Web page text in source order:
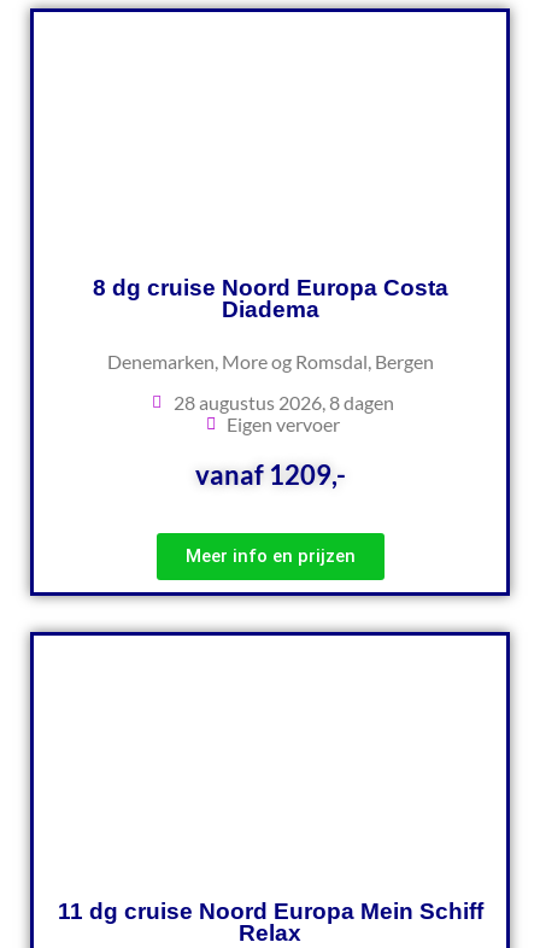
8 dg cruise Noord Europa Costa
Diadema
Denemarken, More og Romsdal, Bergen
28 augustus 2026, 8 dagen
Eigen vervoer
vanaf 1209,-
Meer info en prijzen
11 dg cruise Noord Europa Mein Schiff
Relax